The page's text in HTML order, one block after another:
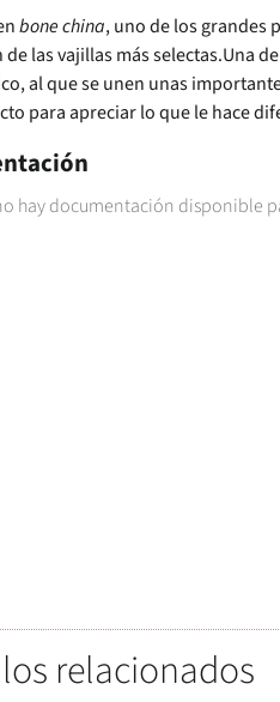
bone china, uno de los grandes
las vajillas más selectas.Una
al que se unen unas
para apreciar lo que le hace
hay documentación disponible
relacionados